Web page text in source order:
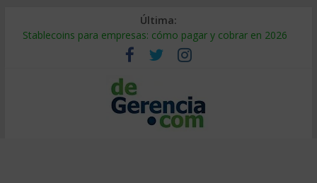
Última:
Stablecoins para empresas: cómo pagar y cobrar en 2026
Despido silencioso: qué es y por qué sale tan caro
IA en selección de personal: cómo auditarla a tiempo
Trabajo forzoso en la cadena de suministro: qué hacer
Mercado hispano de EE. UU.: cómo segmentarlo y venderle